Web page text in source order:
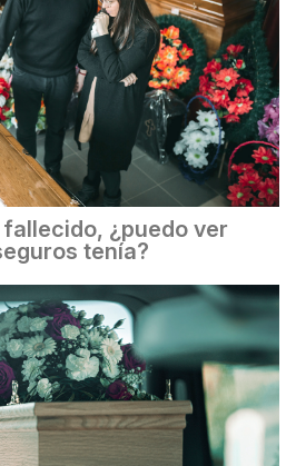
¿puedo ver
tenía?